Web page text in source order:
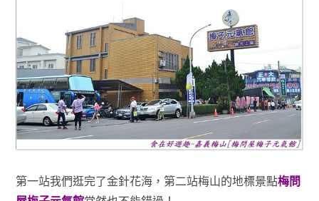
第一站我們逛完了金針花海，第二站梅山的地標景點梅問